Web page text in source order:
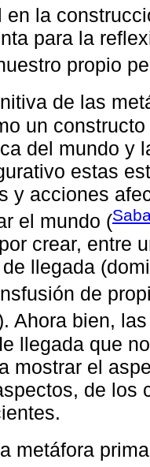
en la
para la
propio
de las
un
del mundo y
estas
y acciones
el mundo (
crear, entre
llegada
de
Ahora bien,
llegada que
mostrar el
de los
metáfora